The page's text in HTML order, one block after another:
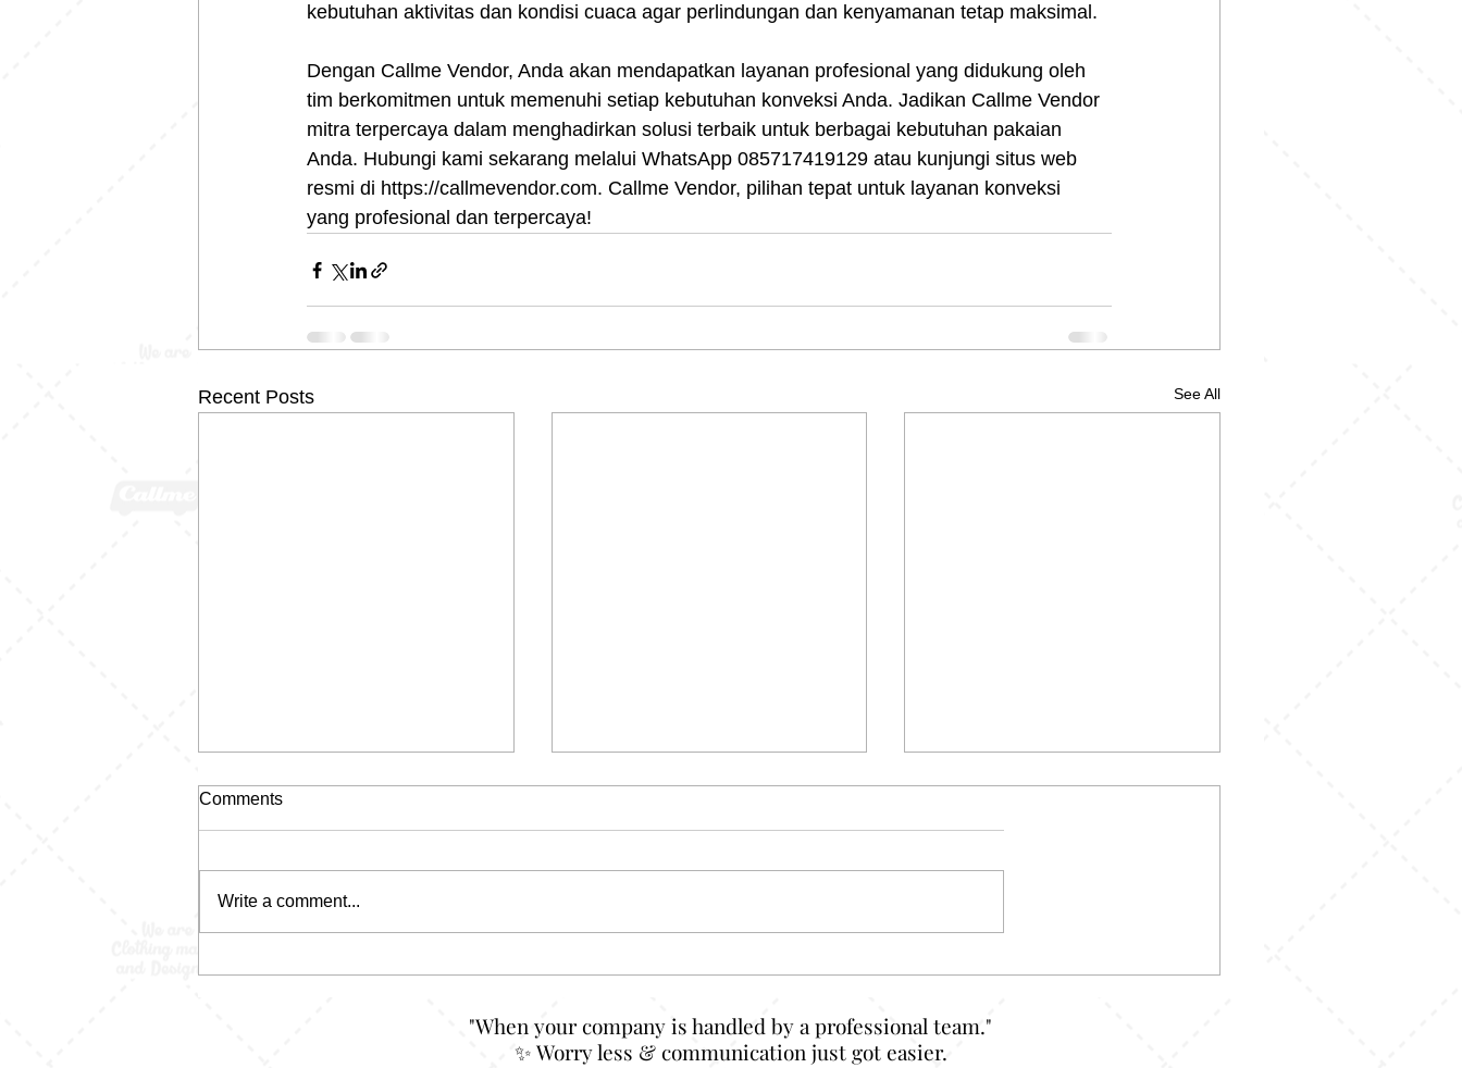
kebutuhan aktivitas dan kondisi cuaca agar perlindungan dan kenyamanan tetap maksimal.
Dengan Callme Vendor, Anda akan mendapatkan layanan profesional yang didukung oleh
tim berkomitmen untuk memenuhi setiap kebutuhan konveksi Anda. Jadikan Callme Vendor
mitra terpercaya dalam menghadirkan solusi terbaik untuk berbagai kebutuhan pakaian
Anda. Hubungi kami sekarang melalui WhatsApp 085717419129 atau kunjungi situs web
resmi di https://callmevendor.com. Callme Vendor, pilihan tepat untuk layanan konveksi
yang profesional dan terpercaya!
Recent Posts See All
Comments
Write a comment...
"When your company is handled by a professional team."
✨ Worry less & communication just got easier.